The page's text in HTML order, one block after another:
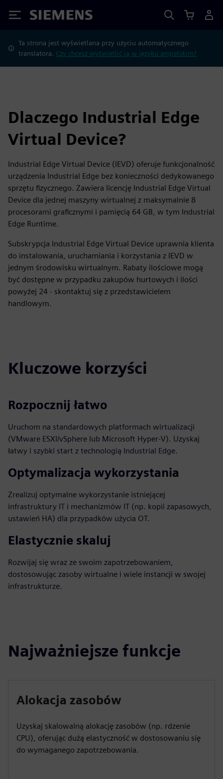
Siemens
Ta strona jest wyświetlana przy użyciu automatycznego
translatora. Czy chcesz wyświetlić ją w języku angielskim?
Dlaczego Industrial Edge
Virtual Device?
Industrial Edge Virtual Device (IEVD) oferuje funkcjonalność
urządzenia Industrial Edge bez konieczności dedykowanego
sprzętu fizycznego. Zawiera licencję Industrial Edge Virtual
Device dla jednej maszyny wirtualnej z maksymalnie 8
procesorami graficznymi i pamięcią 64 GB, w tym Industrial
Edge Runtime.
Subskrypcja Industrial Edge Virtual Device uprawnia klienta
do instalowania, uruchamiania i korzystania z IEVD w
jednym środowisku wirtualnym. Rabaty ilościowe mogą
być dostępne w przypadku zakupów hurtowych i ilości
powyżej 24 - skontaktuj się z przedstawicielem
handlowym.
Kluczowe korzyści
Rozpocznij łatwo
Uruchom na standardowych platformach wirtualizacji
(VMware ESXI/vSphere lub Microsoft Hyper-V). Uzyskaj
łatwy i szybki start z technologią Industrial Edge.
Optymalizacja wykorzystania
Zrealizuj optymalne wykorzystanie istniejącej
infrastruktury IT i mechanizmów IT (np. kopii zapasowych,
ustawień HA) dla przypadków użycia OT.
Elastycznie skaluj
Rozwijaj się wraz ze swoim zapotrzebowaniem,
dostosowując zasoby wirtualne i wiele instancji w swojej
infrastrukturze.
Najważniejsze funkcje
Alokacja zasobów
Uzyskaj skalowalną alokację zasobów (np. rdzenie
CPU), oferując dużą elastyczność w dostosowaniu się
do wymaganego zapotrzebowania.